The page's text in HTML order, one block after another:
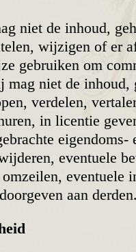
niet de inhoud,
wijzigen of er
gebruiken om
niet de inhoud,
verdelen,
in licentie
eventuele
even­tuele
aan derden.